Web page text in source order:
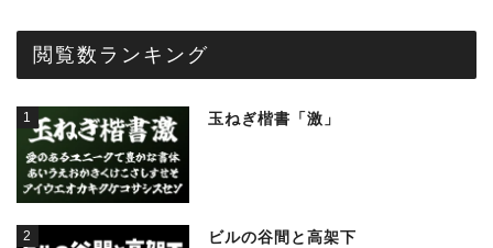
閲覧数ランキング
1 玉ねぎ楷書「激」
2 ビルの谷間と高架下